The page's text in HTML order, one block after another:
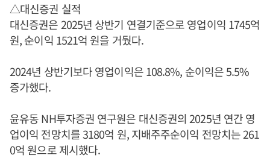
△대신증권 실적
대신증권은 2025년 상반기 연결기준으로 영업이익 1745억
원, 순이익 1521억 원을 거뒀다.
2024년 상반기보다 영업이익은 108.8%, 순이익은 5.5%
증가했다.
윤유동 NH투자증권 연구원은 대신증권의 2025년 연간 영
업이익 전망치를 3180억 원, 지배주주순이익 전망치는 261
0억 원으로 제시했다.